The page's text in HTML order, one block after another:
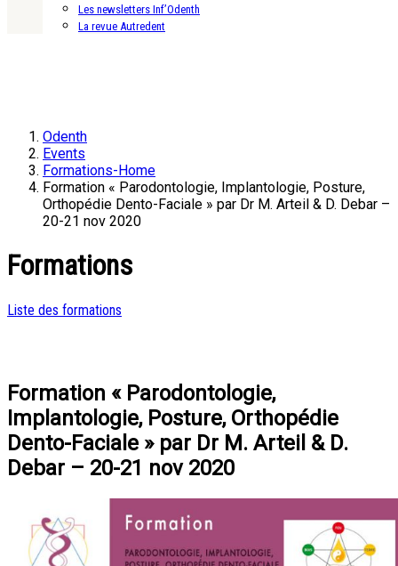
Les newsletters Inf’Odenth
La revue Autredent
Odenth
Events
Formations-Home
Formation « Parodontologie, Implantologie, Posture,
Orthopédie Dento-Faciale » par Dr M. Arteil & D. Debar –
20-21 nov 2020
Formations
Liste des formations
Formation « Parodontologie,
Implantologie, Posture, Orthopédie
Dento-Faciale » par Dr M. Arteil & D.
Debar – 20-21 nov 2020